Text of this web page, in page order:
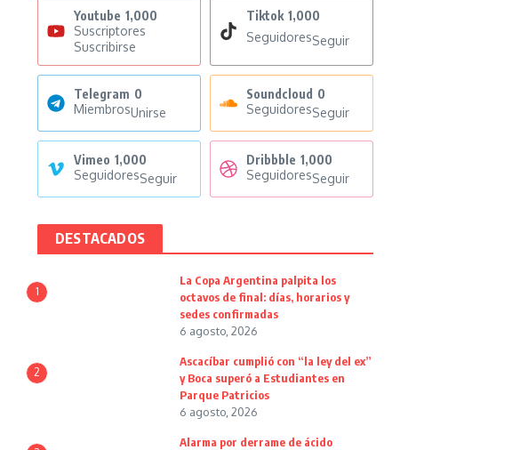
Youtube 1,000
Suscriptores
Suscribirse
Tiktok 1,000
SeguidoresSeguir
Telegram 0
MiembrosUnirse
Soundcloud 0
SeguidoresSeguir
Vimeo 1,000
SeguidoresSeguir
Dribbble 1,000
SeguidoresSeguir
DESTACADOS
1
La Copa Argentina palpita los
octavos de final: días, horarios y
sedes confirmadas
6 agosto, 2026
2
Ascacíbar cumplió con “la ley del ex”
y Boca superó a Estudiantes en
Parque Patricios
6 agosto, 2026
Alarma por derrame de ácido